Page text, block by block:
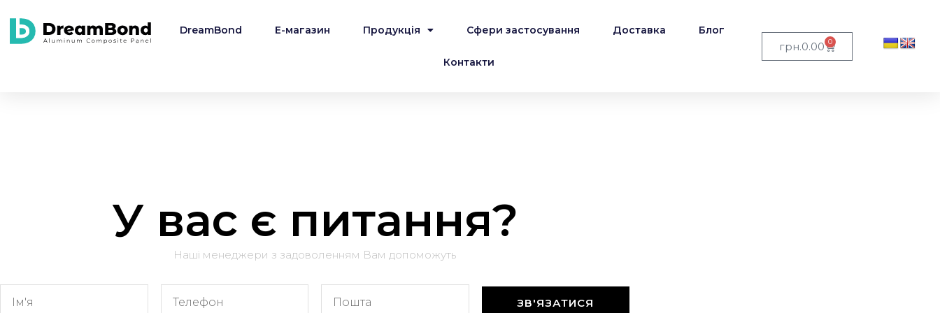
DreamBond E-магазин Продукція Сфери застосування Доставка Блог
Контакти
грн.0.00 0
У вас є питання?
Наші менеджери з задоволенням Вам допоможуть
ЗВ'ЯЗАТИСЯ